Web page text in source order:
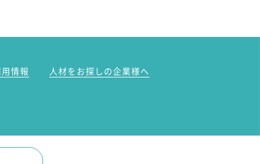
情報
人材をお探しの企業様へ